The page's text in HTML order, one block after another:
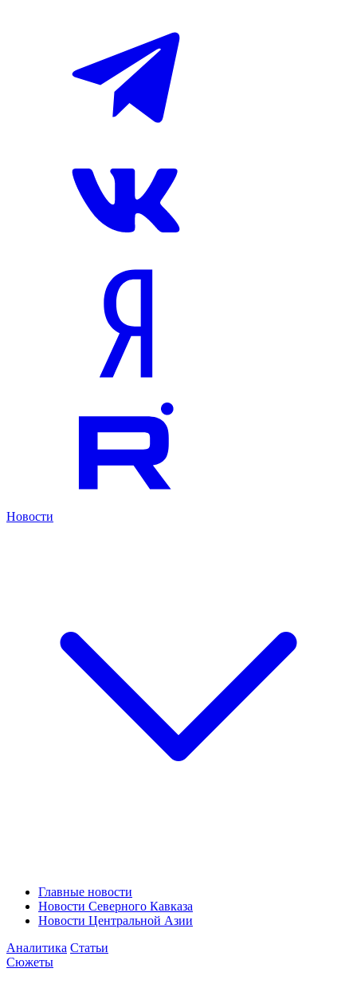
Новости
Главные новости
Новости Северного Кавказа
Новости Центральной Азии
Аналитика Статьи
Сюжеты